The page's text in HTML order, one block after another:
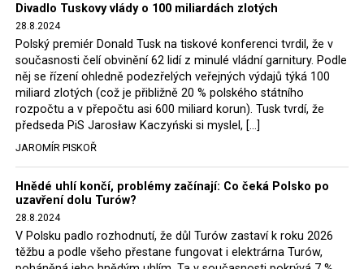
Podle dosavadních závěrů a zatím neúplných součtů
bylo v prvních deseti letech, kdy se v Polsku (za vydatné
pomoci Rudé armády a sovětského teroru) moci ujímali
komunisté, z politických důvodů odsouzeno k trestu
smrti více než 5 000 osob. Z tohoto počtu bylo asi 3 000
lidí popraveno. Kromě toho se odhaduje, že během
partyzánských bojů a pacifikace vesnic podporujících
odbojáře, a také v důsledku zatýkání a
nepředstavitelného mučení, jemuž byli vystaveni zajatí
odbojáři, jejich rodiny i přívrženci, zemřelo nebo bylo
zavražděno přibližně 50 000 lidí. Celkový počet osob
uvězněných z politických důvodů v letech 1944–56 se
pohybuje okolo 250 000 – mnozí z nich byli lidé
podporující „prokleté vojáky“ a členové konspiračních
Divadlo Tuskovy vlády o 100 miliardách zlotých
28.8.2024
Polský premiér Donald Tusk na tiskové konferenci tvrdil, že v
současnosti čelí obvinění 62 lidí z minulé vládní garnitury. Podle
něj se řízení ohledně podezřelých veřejných výdajů týká 100
miliard zlotých (což je přibližně 20 % polského státního
rozpočtu a v přepočtu asi 600 miliard korun). Tusk tvrdí, že
předseda PiS Jarosław Kaczyński si myslel, […]
JAROMÍR PISKOŘ
Hnědé uhlí končí, problémy začínají: Co čeká Polsko po
uzavření dolu Turów?
28.8.2024
V Polsku padlo rozhodnutí, že důl Turów zastaví k roku 2026
těžbu a podle všeho přestane fungovat i elektrárna Turów,